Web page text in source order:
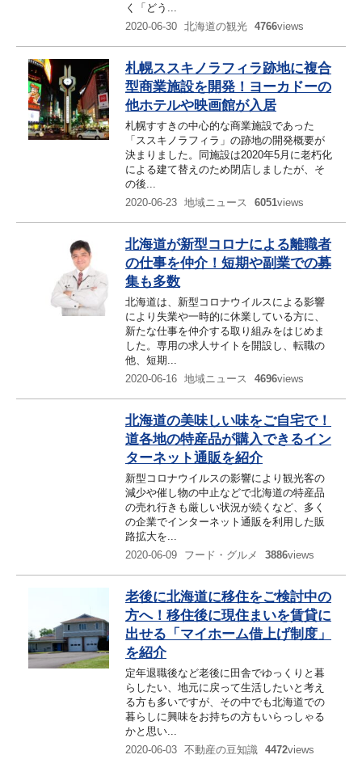
く「どう...
2020-06-30 北海道の観光 4766views
札幌ススキノラフィラ跡地に複合
型商業施設を開発！ヨーカドーの
他ホテルや映画館が入居
札幌すすきの中心的な商業施設であった
「ススキノラフィラ」の跡地の開発概要が
決まりました。同施設は2020年5月に老朽化
による建て替えのため閉店しましたが、そ
の後...
2020-06-23 地域ニュース 6051views
北海道が新型コロナによる離職者
の仕事を仲介！短期や副業での募
集も多数
北海道は、新型コロナウイルスによる影響
により失業や一時的に休業している方に、
新たな仕事を仲介する取り組みをはじめま
した。専用の求人サイトを開設し、転職の
他、短期...
2020-06-16 地域ニュース 4696views
北海道の美味しい味をご自宅で！
道各地の特産品が購入できるイン
ターネット通販を紹介
新型コロナウイルスの影響により観光客の
減少や催し物の中止などで北海道の特産品
の売れ行きも厳しい状況が続くなど、多く
の企業でインターネット通販を利用した販
路拡大を...
2020-06-09
フード・グルメ 3886views
老後に北海道に移住をご検討中の
方へ！移住後に現住まいを賃貸に
出せる「マイホーム借上げ制度」
を紹介
定年退職後など老後に田舎でゆっくりと暮
らしたい、地元に戻って生活したいと考え
る方も多いですが、その中でも北海道での
暮らしに興味をお持ちの方もいらっしゃる
かと思い...
2020-06-03 不動産の豆知識 4472views